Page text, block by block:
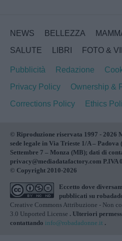
NEWS BELLEZZA
SALUTE
LIBRI FOTO &
Pubblicità Redazione
Privacy Policy
Ownership &
Corrections Policy
Ethics
© Riproduzione riservata 1997 - 2026
sede legale in Via Trieste 1/A –
Settembre 7 – Monza (MB); dati di
privacy@mediadatafactory.com P.IVA
© Copyright 2010-2026
Eccetto dove
pubblicati su
Creative Commons Attribuzione - Non
3.0 Unported License . Ulteriori
contattando info@robadadonne.it .